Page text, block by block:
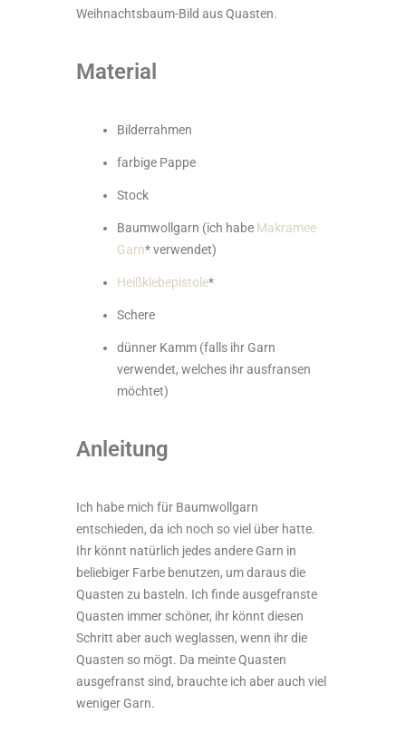
Weihnachtsbaum-Bild aus Quasten.
Material
Bilderrahmen
farbige Pappe
Stock
Baumwollgarn (ich habe Makramee
Garn* verwendet)
Heißklebepistole*
Schere
dünner Kamm (falls ihr Garn
verwendet, welches ihr ausfransen
möchtet)
Anleitung
Ich habe mich für Baumwollgarn
entschieden, da ich noch so viel über hatte.
Ihr könnt natürlich jedes andere Garn in
beliebiger Farbe benutzen, um daraus die
Quasten zu basteln. Ich finde ausgefranste
Quasten immer schöner, ihr könnt diesen
Schritt aber auch weglassen, wenn ihr die
Quasten so mögt. Da meinte Quasten
ausgefranst sind, brauchte ich aber auch viel
weniger Garn.